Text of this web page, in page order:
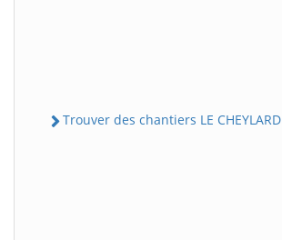
Trouver des chantiers LE CHEYLARD